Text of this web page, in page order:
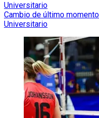
Universitario
Cambio de último
Universitario